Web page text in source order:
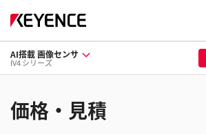
AI搭載 画像センサ
IV4 シリーズ
価格・見積